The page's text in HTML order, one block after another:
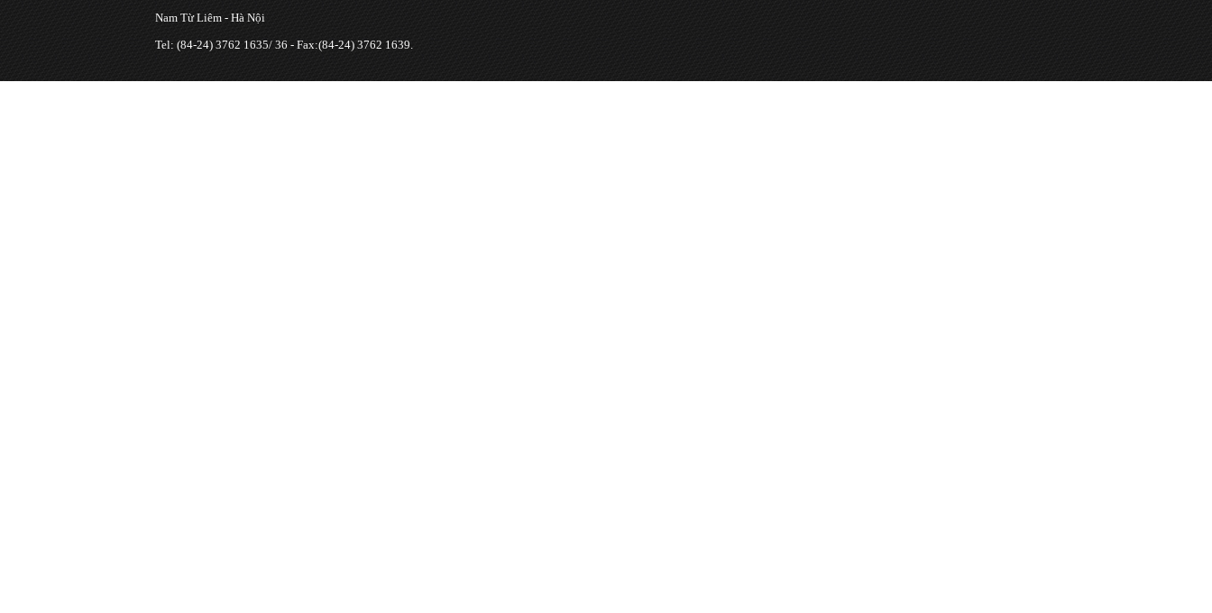
Nam Từ Liêm - Hà Nội
Tel: (84-24) 3762 1635/ 36 - Fax:(84-24) 3762 1639.